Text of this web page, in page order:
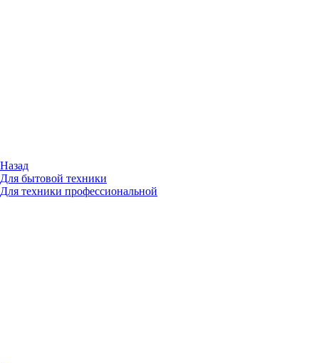
Назад
Для бытовой техники
Для техники профессиональной